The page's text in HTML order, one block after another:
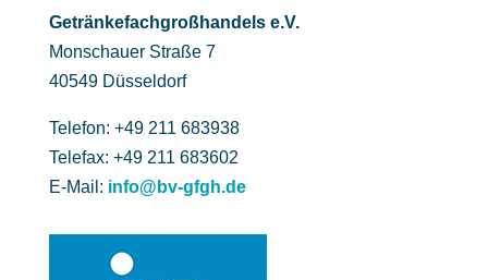
Getränke­fach­großhandels e.V.
Monschauer Straße 7
40549 Düsseldorf
Telefon: +49 211 683938
Telefax: +49 211 683602
E-Mail: info@bv-gfgh.de